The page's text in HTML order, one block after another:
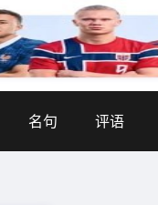
名句 评语